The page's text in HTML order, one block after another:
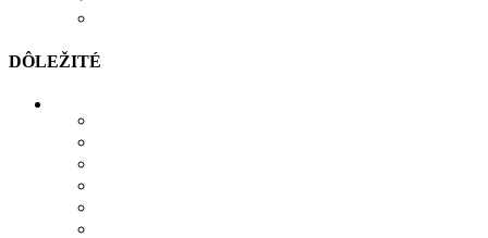
DÔLEŽITÉ